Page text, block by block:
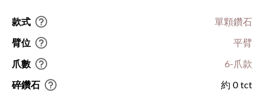
款式 單顆鑽石
臂位 平臂
爪數 6-爪款
碎鑽石 約 0 tct